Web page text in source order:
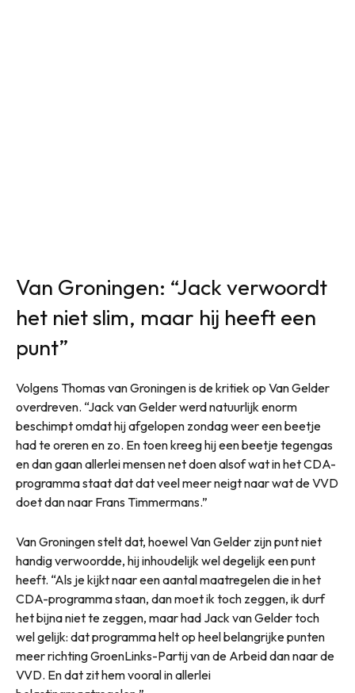
Van Groningen: “Jack verwoordt
het niet slim, maar hij heeft een
punt”
Volgens Thomas van Groningen is de kritiek op Van Gelder
overdreven. “Jack van Gelder werd natuurlijk enorm
beschimpt omdat hij afgelopen zondag weer een beetje
had te oreren en zo. En toen kreeg hij een beetje tegengas
en dan gaan allerlei mensen net doen alsof wat in het CDA-
programma staat dat dat veel meer neigt naar wat de VVD
doet dan naar Frans Timmermans.”
Van Groningen stelt dat, hoewel Van Gelder zijn punt niet
handig verwoordde, hij inhoudelijk wel degelijk een punt
heeft. “Als je kijkt naar een aantal maatregelen die in het
CDA-programma staan, dan moet ik toch zeggen, ik durf
het bijna niet te zeggen, maar had Jack van Gelder toch
wel gelijk: dat programma helt op heel belangrijke punten
meer richting GroenLinks-Partij van de Arbeid dan naar de
VVD. En dat zit hem vooral in allerlei